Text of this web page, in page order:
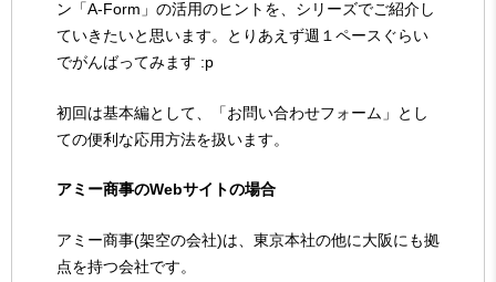
ン「A-Form」の活用のヒントを、シリーズでご紹介し
ていきたいと思います。とりあえず週１ペースぐらい
でがんばってみます :p
初回は基本編として、「お問い合わせフォーム」とし
ての便利な応用方法を扱います。
アミー商事のWebサイトの場合
アミー商事(架空の会社)は、東京本社の他に大阪にも拠
点を持つ会社です。